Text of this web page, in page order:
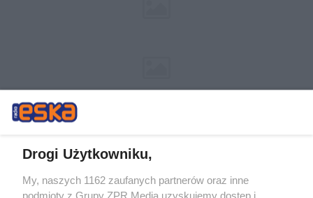
Żaden utwór zamieszczony w serwisie nie może być powielany i
Drogi Użytkowniku,
My, naszych 1162 zaufanych partnerów oraz inne
podmioty z Grupy ZPR Media uzyskujemy dostęp i